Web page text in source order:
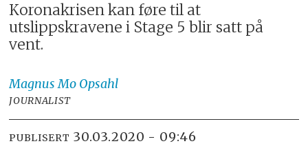
Koronakrisen kan føre til at
utslippskravene i Stage 5 blir satt på
vent.
Magnus Mo Opsahl
JOURNALIST
PUBLISERT 30.03.2020 - 09:46